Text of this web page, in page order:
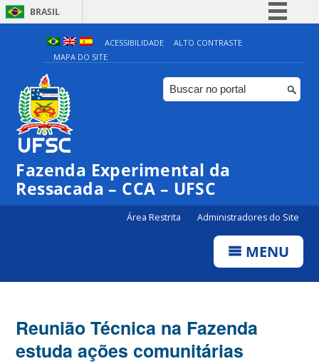
BRASIL
Simplifique!
Comunica BR
Participe
ACESSIBILIDADE
ALTO CONTRASTE
MAPA DO SITE
Fazenda Experimental da
Ressacada – CCA – UFSC
Área Restrita Administradores do Site
MENU
Reunião Técnica na Fazenda
estuda ações comunitárias